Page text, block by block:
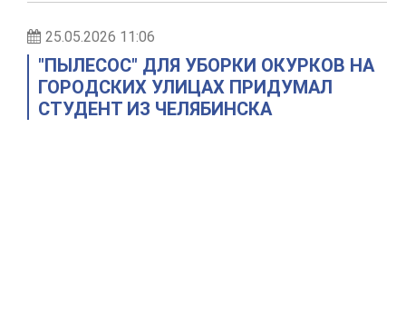
25.05.2026 11:06
"ПЫЛЕСОС" ДЛЯ УБОРКИ ОКУРКОВ НА
ГОРОДСКИХ УЛИЦАХ ПРИДУМАЛ
СТУДЕНТ ИЗ ЧЕЛЯБИНСКА